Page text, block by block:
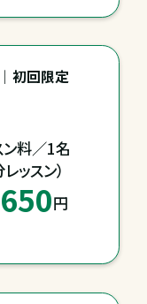
初回限定
ン料／1名
ッスン）
円